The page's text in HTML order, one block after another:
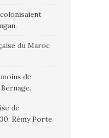
du Maroc
de
de
Rémy Porte.